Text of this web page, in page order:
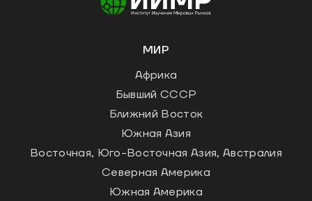
МИР
Африка
Бывший СССР
Ближний Восток
Южная Азия
Восточная, Юго-Восточная Азия, Австралия
Северная Америка
Южная Америка